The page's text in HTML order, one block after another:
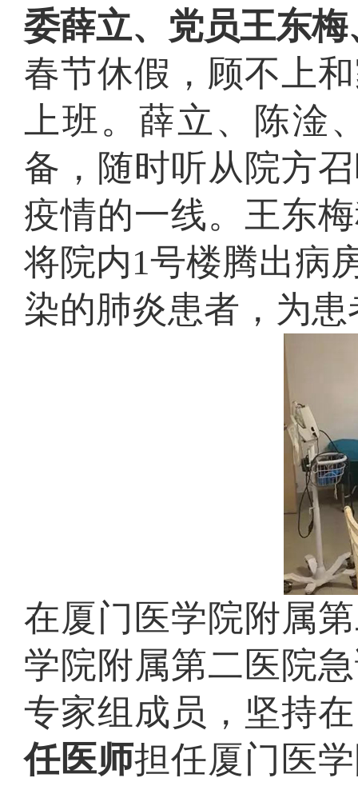
委薛立、党员王东
春节休假，顾不上
上班。薛立、陈淦
备，随时听从院方
疫情的一线。王东
将院内1号楼腾出病
染的肺炎患者，为
在厦门医学院附属
学院附属第二医院
专家组成员，坚持
任医师担任厦门医